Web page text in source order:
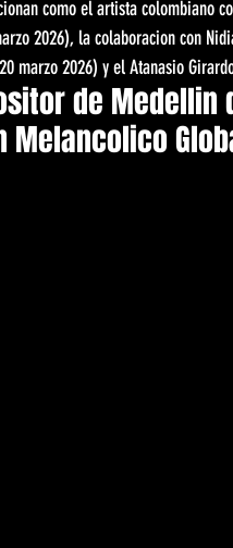
como el artista colombiano
2026), la colaboracion con
marzo 2026) y el Atanasio
de
Melancolico